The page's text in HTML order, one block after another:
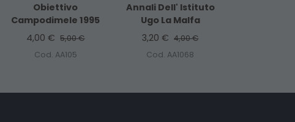
Obiettivo
Campodimele 1995
4,00 € 5,00 €
Cod. AA105
Annali Dell' Istituto
Ugo La Malfa
3,20 € 4,00 €
Cod. AA1068